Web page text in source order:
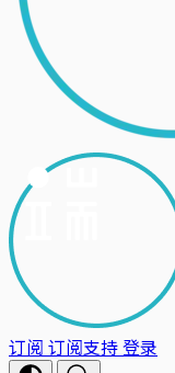
订阅 订阅支持登录